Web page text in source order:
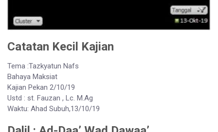
Catatan Kecil Kajian
Tema :Tazkyatun Nafs
Bahaya Maksiat
Kajian Pekan 2/10/19
Ustd : st. Fauzan , Lc. M.Ag
Waktu: Ahad Subuh,13/10/19